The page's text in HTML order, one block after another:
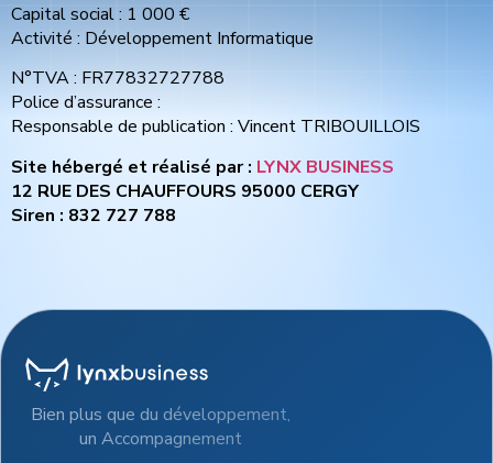
Capital social : 1 000 €
Activité : Développement Informatique
N°TVA : FR77832727788
Police d’assurance :
Responsable de publication : Vincent TRIBOUILLOIS
Site hébergé et réalisé par : LYNX BUSINESS
12 RUE DES CHAUFFOURS 95000 CERGY
Siren : 832 727 788
Bien plus que du développement,
un Accompagnement